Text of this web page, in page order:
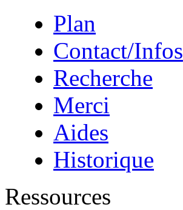
Plan
Contact/Infos
Recherche
Merci
Aides
Historique
Ressources